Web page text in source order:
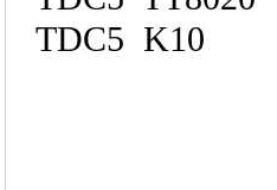
TDC5 K10